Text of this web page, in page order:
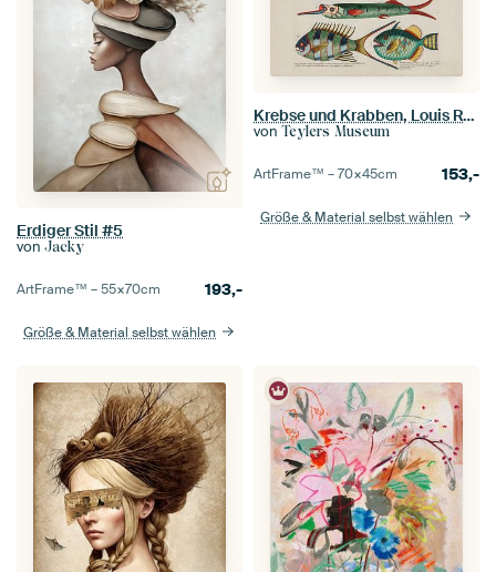
Erdiger Stil #5
von Jacky
ArtFrame™ –55×70cm 193,-
Größe & Material selbst wählen
Krebse und Krabben, Louis Renard, 1754 - Sammlung Teylers Museum
von Teylers Museum
ArtFrame™ –70×45cm 153,-
Größe & Material selbst wählen